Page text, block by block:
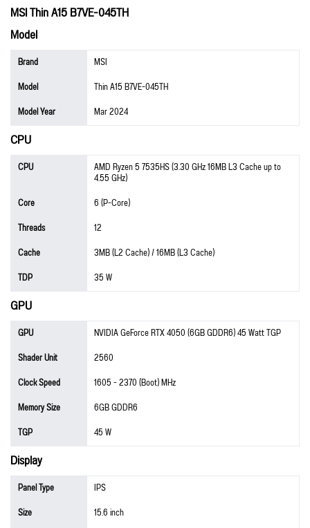
MSI Thin A15 B7VE-045TH
Model
Brand
MSI
Model
Thin A15 B7VE-045TH
Model Year
Mar 2024
CPU
CPU AMD Ryzen 5 7535HS (3.30 GHz 16MB L3 Cache up to
4.55 GHz)
Core
6 (P-Core)
Threads
12
Cache
3MB (L2 Cache) / 16MB (L3 Cache)
TDP
35 W
GPU
GPU
NVIDIA GeForce RTX 4050 (6GB GDDR6) 45 Watt TGP
Shader Unit
2560
Clock Speed
1605 - 2370 (Boot) MHz
Memory Size
6GB GDDR6
TGP
45 W
Display
Panel Type
IPS
Size
15.6 inch